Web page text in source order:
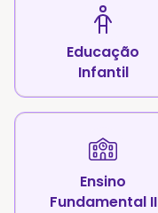
Educação
Infantil
Ensino
Fundamental II